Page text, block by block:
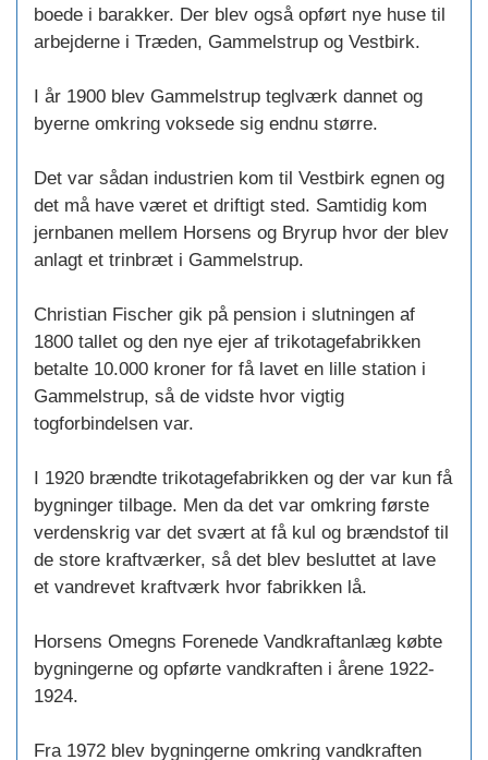
boede i barakker. Der blev også opført nye huse til
arbejderne i Træden, Gammelstrup og Vestbirk.
I år 1900 blev Gammelstrup teglværk dannet og
byerne omkring voksede sig endnu større.
Det var sådan industrien kom til Vestbirk egnen og
det må have været et driftigt sted. Samtidig kom
jernbanen mellem Horsens og Bryrup hvor der blev
anlagt et trinbræt i Gammelstrup.
Christian Fischer gik på pension i slutningen af
1800 tallet og den nye ejer af trikotagefabrikken
betalte 10.000 kroner for få lavet en lille station i
Gammelstrup, så de vidste hvor vigtig
togforbindelsen var.
I 1920 brændte trikotagefabrikken og der var kun få
bygninger tilbage. Men da det var omkring første
verdenskrig var det svært at få kul og brændstof til
de store kraftværker, så det blev besluttet at lave
et vandrevet kraftværk hvor fabrikken lå.
Horsens Omegns Forenede Vandkraftanlæg købte
bygningerne og opførte vandkraften i årene 1922-
1924.
Fra 1972 blev bygningerne omkring vandkraften